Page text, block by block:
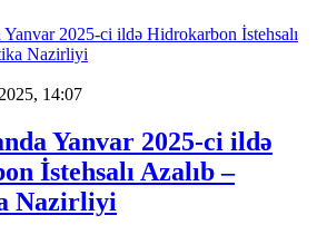
14:07
Yanvar 2025-ci ildə
İstehsalı Azalıb –
Nazirliyi